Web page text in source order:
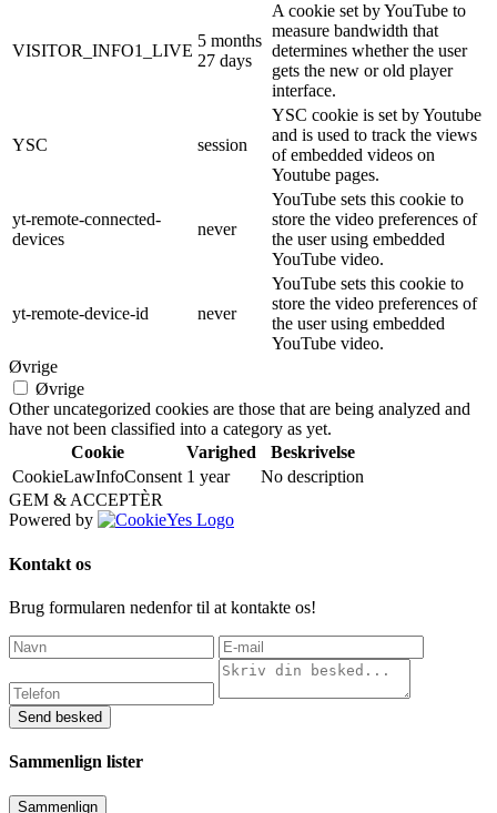
VISITOR_INFO1_LIVE
5 months
27 days
A cookie set by YouTube to
measure bandwidth that
determines whether the user
gets the new or old player
interface.
YSC session
YSC cookie is set by Youtube
and is used to track the views
of embedded videos on
Youtube pages.
yt-remote-connected-
devices
never
YouTube sets this cookie to
store the video preferences of
the user using embedded
YouTube video.
yt-remote-device-id never
YouTube sets this cookie to
store the video preferences of
the user using embedded
YouTube video.
Øvrige
Øvrige
Other uncategorized cookies are those that are being analyzed and
have not been classified into a category as yet.
Cookie
Varighed
Beskrivelse
CookieLawInfoConsent 1 year
No description
GEM & ACCEPTÈR
Powered by
Kontakt os
Brug formularen nedenfor til at kontakte os!
Send besked
Sammenlign lister
Sammenlign